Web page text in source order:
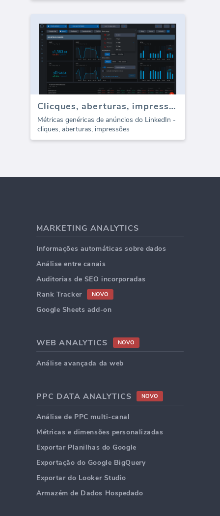
Clicques, aberturas, impressões de anúncios do LinkedIn
Métricas genéricas de anúncios do LinkedIn -
cliques, aberturas, impressões
MARKETING ANALYTICS
Informações automáticas sobre dados
Análise entre canais
Auditorias de SEO incorporadas
Rank Tracker
NOVO
Google Sheets add-on
WEB ANALYTICS NOVO
Análise avançada da web
PPC DATA ANALYTICS NOVO
Análise de PPC multi-canal
Métricas e dimensões personalizadas
Exportar Planilhas do Google
Exportação do Google BigQuery
Exportar do Looker Studio
Armazém de Dados Hospedado